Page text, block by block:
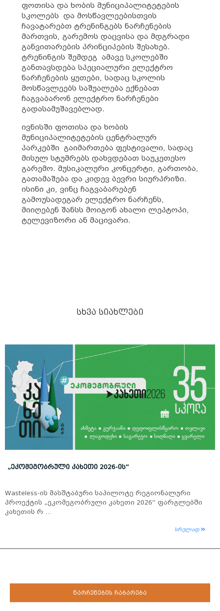
ფოთისა და ხობის მუნიციპალიტეტების
სკოლებს და მოსწავლეებისთვის
ჩავატარებთ ტრენინგებს ნარჩენების
მართვის, გარემოს დაცვისა და მდგრადი
განვითარების პრინციპების შესახებ.
ტრენინგის შემდეგ ამავე სკოლებში
განთავსდება სპეციალური ელექტრო
ნარჩენების ყუთები, სადაც სკოლის
მოსწავლეებს საშუალება ექნებათ
ჩაგვაბარონ ელექტრო ნარჩენები
გადასამუშავებლად.
ივნისში ფოთისა და ხობის
მუნიციპალიტეტების ცენტრალურ
პარკებში გაიმართება ფესტივალი, სადაც
მისულ სტუმრებს დახვდებათ საუკეთესო
გარემო. მუსიკალური კონცერტი, გართობა,
გათამაშება და კიდევ ბევრი სიურპრიზი.
ისინი კი, ვინც ჩაგვაბარებენ
გამოუსადეგარ ელექტრო ნარჩენს,
მიიღებენ შანსს მოიგონ ახალი ლეპტოპი,
ტელევიზორი ან მაცივარი.
ᲡᲮᲕᲐ ᲡᲘᲐᲮᲚᲔᲑᲘ
„ᲔᲙᲝᲛᲔᲒᲝᲑᲠᲣᲚᲘ ᲙᲐᲮᲔᲗᲘ 2026-ᲘᲡ“
Wasteless-ის მასშტაბური საპილოტე რეგიონალური
პროექტის „ეკომეგობრული კახეთი 2026“ ფარგლებში
კახეთის რ ...
სრულად
ნარჩენების ჩაბარება